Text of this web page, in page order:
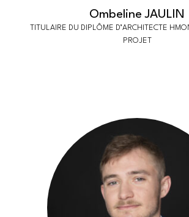
Ombeline JAULIN
TITULAIRE DU DIPLÔME D’ARCHITECTE
PROJET